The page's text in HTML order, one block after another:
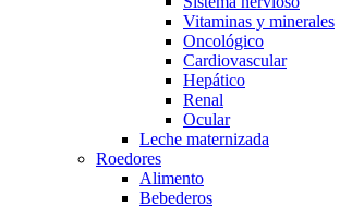
Vitaminas y minerales
Oncológico
Cardiovascular
Hepático
Renal
Ocular
Leche maternizada
Roedores
Alimento
Bebederos